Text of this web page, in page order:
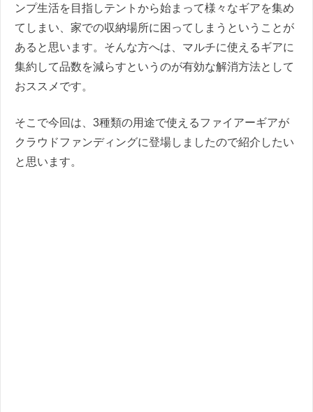
ンプ生活を目指しテントから始まって様々なギアを集め
てしまい、家での収納場所に困ってしまうということが
あると思います。そんな方へは、マルチに使えるギアに
集約して品数を減らすというのが有効な解消方法として
おススメです。
そこで今回は、3種類の用途で使えるファイアーギアが
クラウドファンディングに登場しましたので紹介したい
と思います。